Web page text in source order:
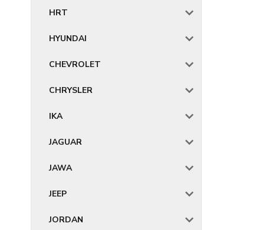
HRT
HYUNDAI
CHEVROLET
CHRYSLER
IKA
JAGUAR
JAWA
JEEP
JORDAN